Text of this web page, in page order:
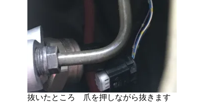
抜いたところ 爪を押しながら抜きます